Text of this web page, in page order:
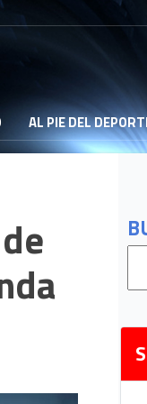
AL PIE DEL